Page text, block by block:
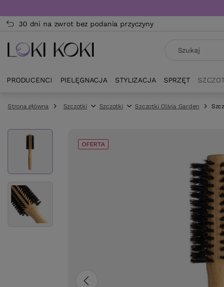
30 dni na zwrot bez podania przyczyny
PRODUCENCI PIELĘGNACJA STYLIZACJA SPRZĘT
Strona główna Szczotki Szczotki Szczotki Olivia Garden
OFERTA